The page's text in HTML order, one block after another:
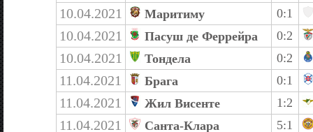
10.04.2021 Маритиму 0:1
10.04.2021 Пасуш де Феррейра 0:2
10.04.2021 Тондела 0:2
11.04.2021 Брага 0:1
11.04.2021 Жил Висенте 1:2
11.04.2021 Санта-Клара 5:1